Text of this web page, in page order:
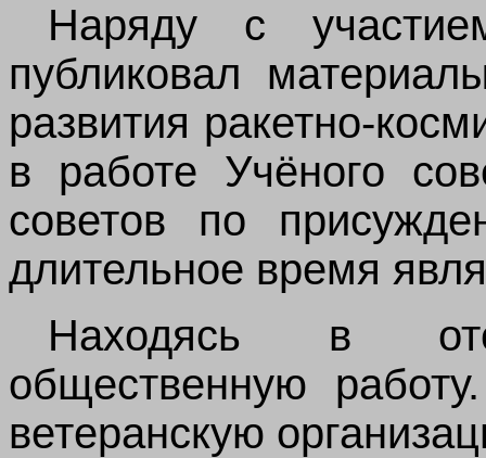
Наряду с
публиковал
развития ракетно-
в работе Учёного
советов по
длительное время
Находясь в
общественную
ветеранскую